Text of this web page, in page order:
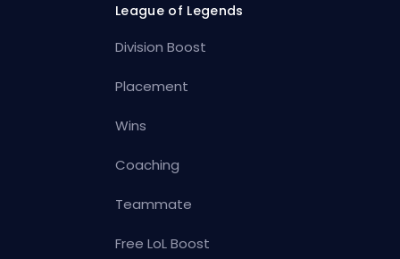
League of Legends
Division Boost
Placement
Wins
Coaching
Teammate
Free LoL Boost